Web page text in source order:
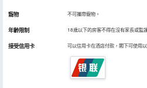
寵物 不可攜帶寵物。
年齡限制 18歲以下的房客不得在沒有家長或監
接受信用卡 可以信用卡在酒店付款，閣下可使用以